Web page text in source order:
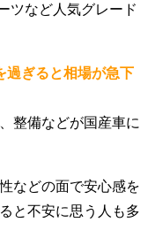
ツなど人気グレード
過ぎると相場が急下
整備などが国産車に
などの面で安心感を
と不安に思う人も多